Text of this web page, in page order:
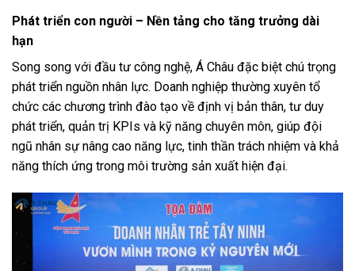
Phát triển con người – Nền tảng cho tăng trưởng dài
hạn
Song song với đầu tư công nghệ, Á Châu đặc biệt chú trọng
phát triển nguồn nhân lực. Doanh nghiệp thường xuyên tổ
chức các chương trình đào tạo về định vị bản thân, tư duy
phát triển, quản trị KPIs và kỹ năng chuyên môn, giúp đội
ngũ nhân sự nâng cao năng lực, tinh thần trách nhiệm và khả
năng thích ứng trong môi trường sản xuất hiện đại.